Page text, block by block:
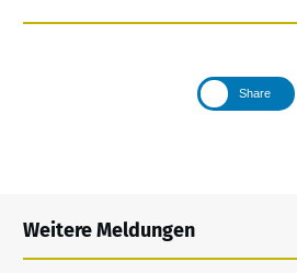
Share
Weitere Meldungen